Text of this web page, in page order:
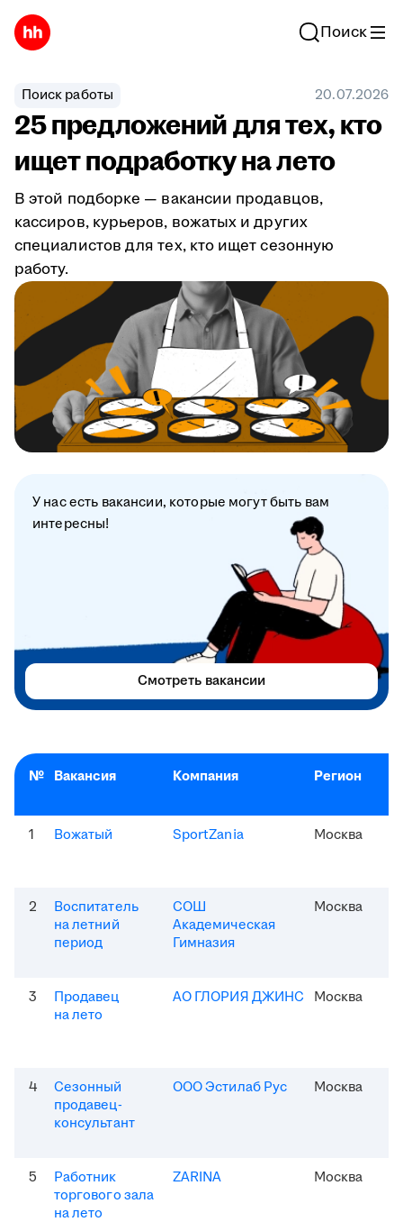
Поиск
Поиск работы 20.07.2026
25 предложений для тех, кто
ищет подработку на лето
В этой подборке — вакансии продавцов,
кассиров, курьеров, вожатых и других
специалистов для тех, кто ищет сезонную
работу.
№ Вакансия Компания Регион
1 Вожатый SportZania Москва
2
Воспитатель
на летний
период
СОШ
Академическая
Гимназия
Москва
3
Продавец
на лето
АО ГЛОРИЯ ДЖИНС Москва
4
Сезонный
продавец-
консультант
ООО Эстилаб Рус Москва
5
Работник
торгового зала
на лето
ZARINA Москва
У нас есть вакансии, которые могут быть вам
интересны!
Смотреть вакансии